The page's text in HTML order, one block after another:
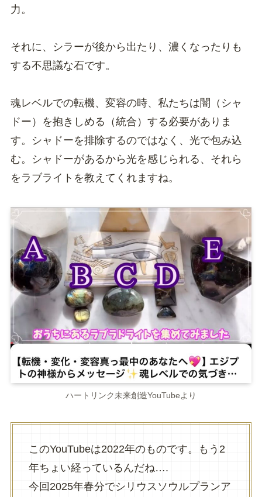
力。
それに、シラーが後から出たり、濃くなったりも
する不思議な石です。
魂レベルでの転機、変容の時、私たちは闇（シャ
ドー）を抱きしめる（統合）する必要がありま
す。シャドーを排除するのではなく、光で包み込
む。シャドーがあるから光を感じられる、それら
をラブライトを教えてくれますね。
ハートリンク未来創造YouTubeより
このYouTubeは2022年のものです。もう2
年ちょい経っているんだね….
今回2025年春分でシリウスソウルプランア